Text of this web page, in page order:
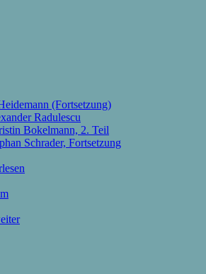
(Fortsetzung)
Radulescu
Bokelmann, 2. Teil
Schrader, Fortsetzung